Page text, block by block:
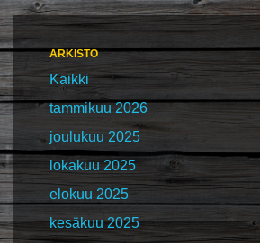
ARKISTO
Kaikki
tammikuu 2026
joulukuu 2025
lokakuu 2025
elokuu 2025
kesäkuu 2025